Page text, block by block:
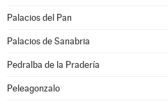
Palacios del Pan
Palacios de Sanabria
Pedralba de la Pradería
Peleagonzalo